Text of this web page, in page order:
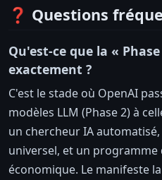
❓ Questions
Qu'est-ce que la «
exactement ?
C'est le stade où OpenAI
modèles LLM (Phase 2) à
un chercheur IA
universel, et un programme
économique. Le manifeste